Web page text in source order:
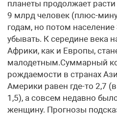
планеты продолжает
9 млрд человек (плюс-
годам, но потом
убывать. К середине века
Африки, как и Европы,
малодетным.Суммарный
рождаемости в странах
Америки равен где-то 2,7
1,5), а совсем недавно
женщину. Прогнозы